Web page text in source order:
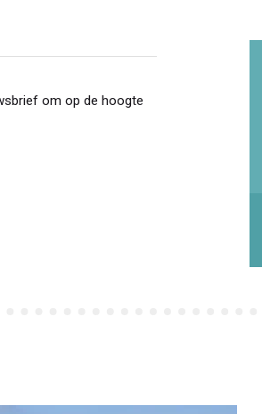
om op de hoogte